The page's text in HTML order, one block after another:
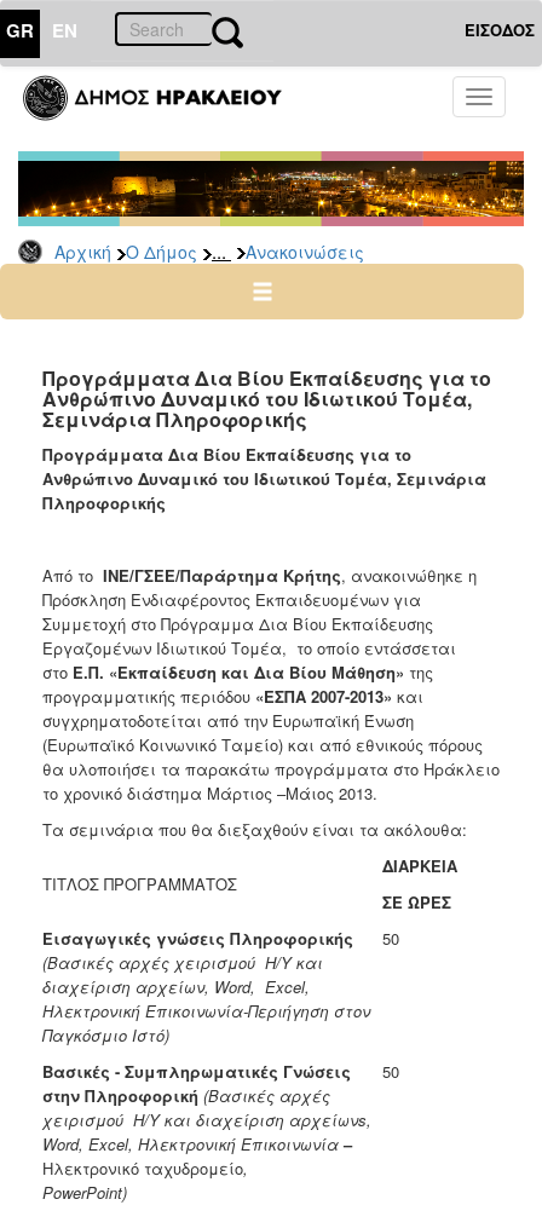
GR EN ΕΙΣΟΔΟΣ
Toggle
Αρχική Ο Δήμος ... Ανακοινώσεις
ΔΗΜΟΣ
Υπηρεσίες
Φορείς
Δημοτικές
Υπηρεσίες
Ηλεκτρονική
Διακυβέρνηση
Σχολικές
Επιτροπές
Αγροτική
Ανάπτυξη
Προγράμματα
Προσχολική
Αγωγή
Κοιμητήρια
Κέντρο
Οικογένειας
ΤΟΠΟΣ
ΠΟΛΙΤΙΣΜΟΣ
ΑΝΘΕΚΤΙΚΗ
ΠΟΛΗ
Προγράμματα Δια Βίου Εκπαίδευσης για το
Ανθρώπινο Δυναμικό του Ιδιωτικού Τομέα,
Σεμινάρια Πληροφορικής
Προγράμματα Δια Βίου Εκπαίδευσης για το
Ανθρώπινο Δυναμικό του Ιδιωτικού Τομέα, Σεμινάρια
Πληροφορικής
Από το ΙΝΕ/ΓΣΕΕ/Παράρτημα Κρήτης, ανακοινώθηκε η
Πρόσκληση Ενδιαφέροντος Εκπαιδευομένων για
Συμμετοχή στο Πρόγραμμα Δια Βίου Εκπαίδευσης
Εργαζομένων Ιδιωτικού Τομέα, το οποίο εντάσσεται
στο Ε.Π. «Εκπαίδευση και Δια Βίου Μάθηση» της
προγραμματικής περιόδου «ΕΣΠΑ 2007-2013» και
συγχρηματοδοτείται από την Ευρωπαϊκή Ένωση
(Ευρωπαϊκό Κοινωνικό Ταμείο) και από εθνικούς πόρους
θα υλοποιήσει τα παρακάτω προγράμματα στο Ηράκλειο
το χρονικό διάστημα Μάρτιος –Μάιος 2013.
Τα σεμινάρια που θα διεξαχθούν είναι τα ακόλουθα:
ΤΙΤΛΟΣ ΠΡΟΓΡΑΜΜΑΤΟΣ
ΔΙΑΡΚΕΙΑ
ΣΕ ΩΡΕΣ
Εισαγωγικές γνώσεις Πληροφορικής
(Βασικές αρχές χειρισμού Η/Υ και
διαχείριση αρχείων, Word, Excel,
Ηλεκτρονική Επικοινωνία-Περιήγηση στον
Παγκόσμιο Ιστό)
50
Βασικές - Συμπληρωματικές Γνώσεις
στην Πληροφορική (Βασικές αρχές
χειρισμού Η/Υ και διαχείριση αρχείωνs,
Word, Excel, Ηλεκτρονική Επικοινωνία–
Ηλεκτρονικό ταχυδρομείο,
PowerPoint)
50